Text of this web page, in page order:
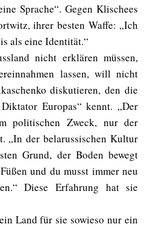
Sprache“. Gegen Klischees
ihrer besten Waffe: „Ich
als eine Identität.“
nicht erklären müssen,
lassen, will nicht
diskutieren, den die
Europas“ kennt. „Der
politischen Zweck, nur der
„In der belarussischen Kultur
Grund, der Boden bewegt
und du musst immer neu
Diese Erfahrung hat sie
Land für sie sowieso nur ein